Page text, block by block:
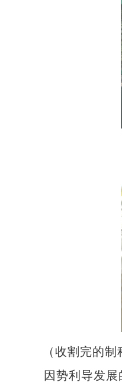
（收割完的制
因势利导发展的